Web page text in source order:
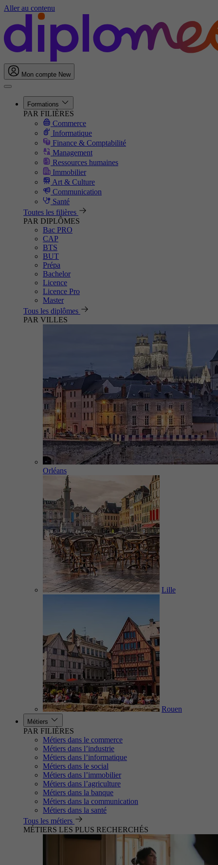
Aller au contenu
Mon compte New
Formations
PAR FILIÈRES
Commerce
Informatique
Finance & Comptabilité
Management
Ressources humaines
Immobilier
Art & Culture
Communication
Santé
Toutes les filières
PAR DIPLÔMES
Bac PRO
CAP
BTS
BUT
Prépa
Bachelor
Licence
Licence Pro
Master
Tous les diplômes
PAR VILLES
Orléans
Lille
Rouen
Métiers
PAR FILIÈRES
Métiers dans le commerce
Métiers dans l’industrie
Métiers dans l’informatique
Métiers dans le social
Métiers dans l’immobilier
Métiers dans l’agriculture
Métiers dans la banque
Métiers dans la communication
Métiers dans la santé
Tous les métiers
MÉTIERS LES PLUS RECHERCHÉS